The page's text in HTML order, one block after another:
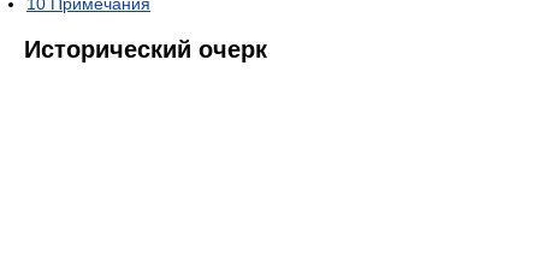
Исторический очерк